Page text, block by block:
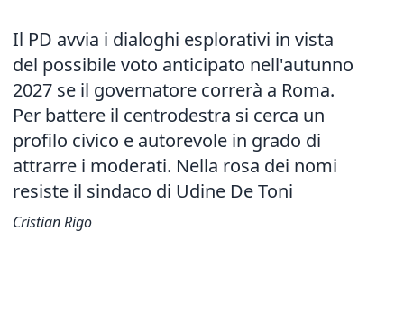
Il PD avvia i dialoghi esplorativi in vista
del possibile voto anticipato nell'autunno
2027 se il governatore correrà a Roma.
Per battere il centrodestra si cerca un
profilo civico e autorevole in grado di
attrarre i moderati. Nella rosa dei nomi
resiste il sindaco di Udine De Toni
Cristian Rigo